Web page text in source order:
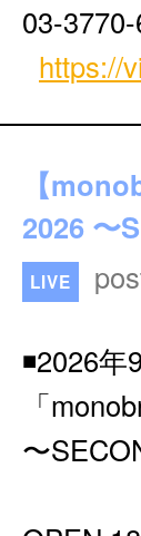
03-
https://
【
2026 〜
LIVE
◾️2026
「
〜